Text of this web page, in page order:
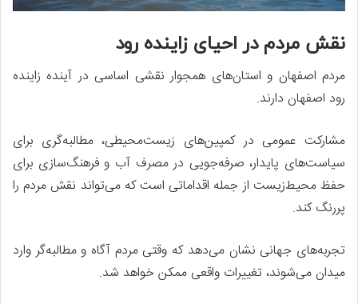
نقش مردم در احیای زاینده رود
مردم اصفهان و استان‌های همجوار نقشی اساسی در آینده زاینده
رود اصفهان دارند.
مشارکت عمومی در کمپین‌های زیست‌محیطی، مطالبه‌گری برای
سیاست‌های پایدار، صرفه‌جویی در مصرف آب و فرهنگ‌سازی برای
حفظ محیط‌زیست از جمله اقداماتی است که می‌تواند نقش مردم را
پررنگ کند.
تجربه‌های جهانی نشان می‌دهد که وقتی مردم آگاه و مطالبه‌گر وارد
میدان می‌شوند، تغییرات واقعی ممکن خواهد شد.